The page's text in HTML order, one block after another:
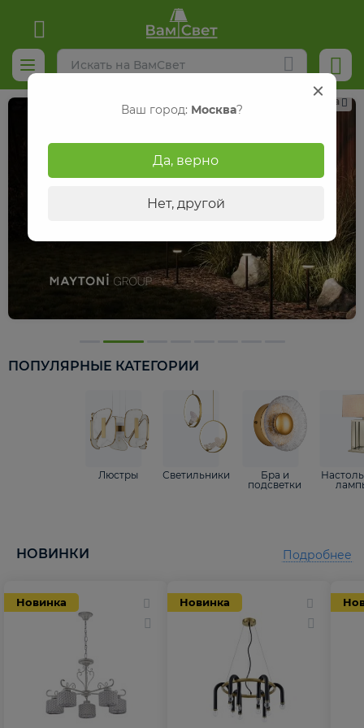
Реклама
ПОПУЛЯРНЫЕ КАТЕГОРИИ
Люстры Светильники
Бра и
подсветки
НОВИНКИ
Новинка Новинка
Подробнее
Ваш город: Москва?
Да, верно
Нет, другой